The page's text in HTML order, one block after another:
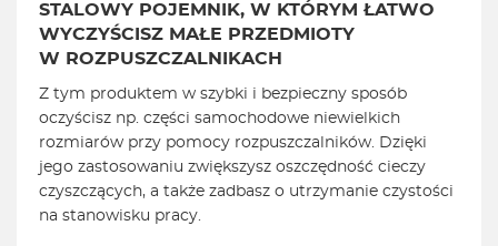
STALOWY POJEMNIK, W KTÓRYM ŁATWO
WYCZYŚCISZ MAŁE PRZEDMIOTY
W ROZPUSZCZALNIKACH
Z tym produktem w szybki i bezpieczny sposób
oczyścisz np. części samochodowe niewielkich
rozmiarów przy pomocy rozpuszczalników. Dzięki
jego zastosowaniu zwiększysz oszczędność cieczy
czyszczących, a także zadbasz o utrzymanie czystości
na stanowisku pracy.